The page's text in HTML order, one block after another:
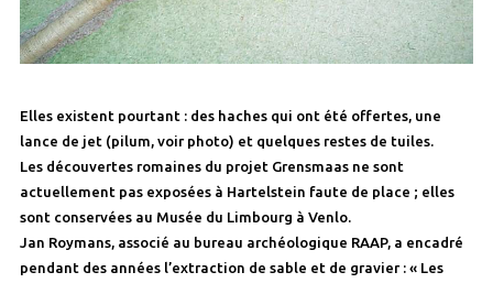
Elles existent pourtant : des haches qui ont été offertes, une
lance de jet (pilum, voir photo) et quelques restes de tuiles.
Les découvertes romaines du projet Grensmaas ne sont
actuellement pas exposées à Hartelstein faute de place ; elles
sont conservées au Musée du Limbourg à Venlo.
Jan Roymans, associé au bureau archéologique RAAP, a encadré
pendant des années l’extraction de sable et de gravier : « Les